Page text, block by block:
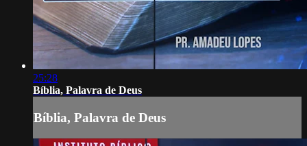
25:28
Bíblia, Palavra de Deus
Bíblia, Palavra de Deus